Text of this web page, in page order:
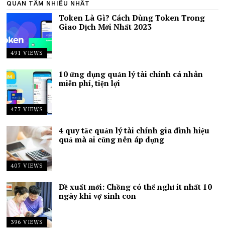
QUAN TÂM NHIỀU NHẤT
491 VIEWS
Token Là Gì? Cách Dùng Token Trong
Giao Dịch Mới Nhất 2023
477 VIEWS
10 ứng dụng quản lý tài chính cá nhân
miễn phí, tiện lợi
407 VIEWS
4 quy tắc quản lý tài chính gia đình hiệu
quả mà ai cũng nên áp dụng
396 VIEWS
Đề xuất mới: Chồng có thể nghỉ ít nhất 10
ngày khi vợ sinh con